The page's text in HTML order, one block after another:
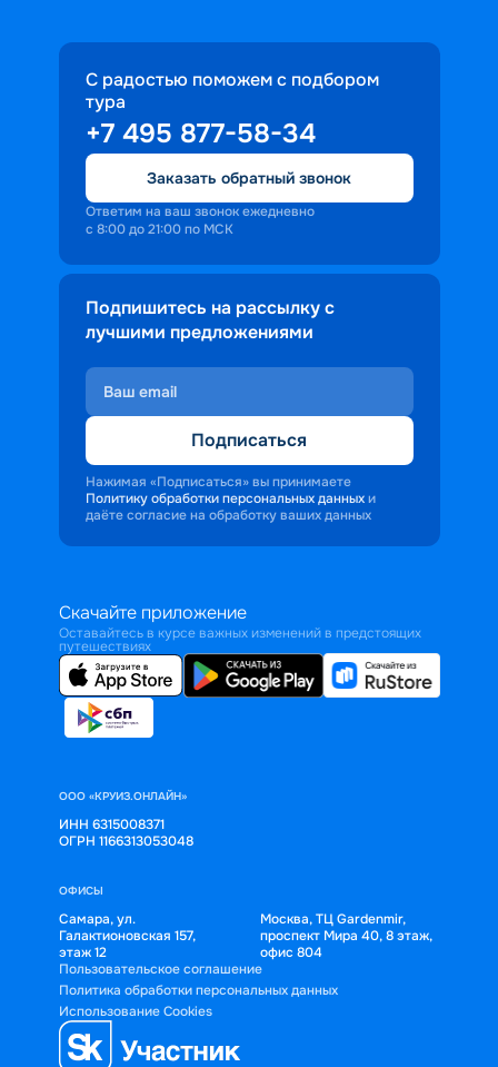
С радостью поможем с подбором
тура
+7 495 877-58-34
Заказать обратный звонок
Ответим на ваш звонок ежедневно
с 8:00 до 21:00 по МСК
Подпишитесь на рассылку с
лучшими предложениями
Подписаться
Нажимая «Подписаться» вы принимаете
Политику обработки персональных данных и
даёте согласие на обработку ваших данных
Скачайте приложение
Оставайтесь в курсе важных изменений в предстоящих
путешествиях
ООО «КРУИЗ.ОНЛАЙН»
ИНН 6315008371
ОГРН 1166313053048
ОФИСЫ
Самара, ул.
Галактионовская 157,
этаж 12
Москва, ТЦ Gardenmir,
проспект Мира 40, 8 этаж,
офис 804
Пользовательское соглашение
Политика обработки персональных данных
Использование Cookies